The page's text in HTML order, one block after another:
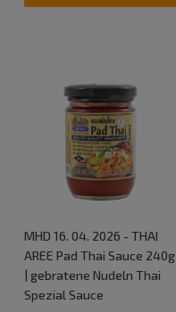
MHD 16. 04. 2026 - THAI
AREE Pad Thai Sauce 240g
| gebratene Nudeln Thai
Spezial Sauce